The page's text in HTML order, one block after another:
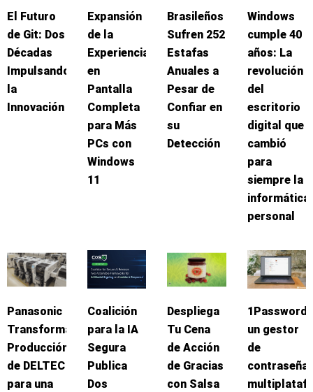
El Futuro
de Git: Dos
Décadas
Impulsando
la
Innovación
Expansión
de la
Experiencia
en
Pantalla
Completa
para Más
PCs con
Windows
11
Brasileños
Sufren 252
Estafas
Anuales a
Pesar de
Confiar en
su
Detección
Windows
cumple 40
años: La
revolución
del
escritorio
digital que
cambió
para
siempre la
informática
personal
Panasonic
Transforma
Producción
de DELTEC
para una
Coalición
para la IA
Segura
Publica
Dos
Despliega
Tu Cena
de Acción
de Gracias
con Salsa
1Password:
un gestor
de